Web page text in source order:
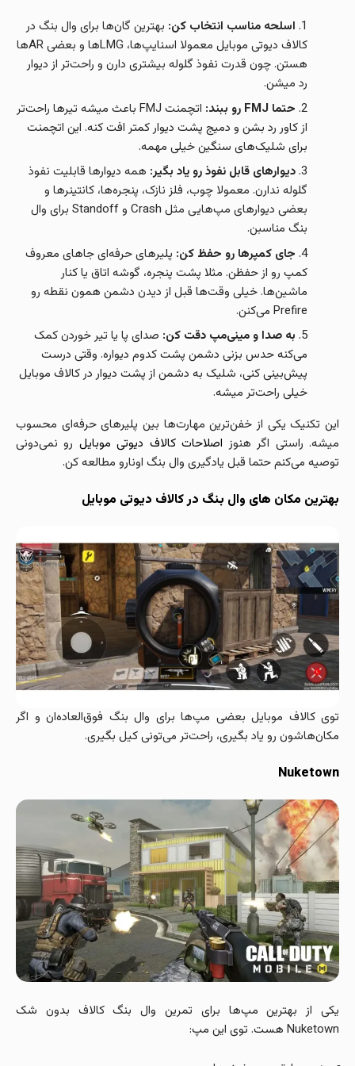
اسلحه مناسب انتخاب کن: بهترین گان‌ها برای وال بنگ در
کالاف دیوتی موبایل معمولا اسنایپ‌ها، LMGها و بعضی ARها
هستن. چون قدرت نفوذ گلوله بیشتری دارن و راحت‌تر از دیوار
رد میشن.
حتما FMJ رو ببند:
اتچمنت FMJ باعث میشه تیرها راحت‌تر
از کاور رد بشن و دمیج پشت دیوار کمتر افت کنه. این اتچمنت
برای شلیک‌های سنگین خیلی مهمه.
دیوارهای قابل نفوذ رو یاد بگیر: همه دیوارها قابلیت نفوذ
گلوله ندارن. معمولا چوب، فلز نازک، پنجره‌ها، کانتینرها و
بعضی دیوارهای مپ‌هایی مثل Crash و Standoff برای وال
بنگ مناسبن.
جای کمپرها رو حفظ کن: پلیرهای حرفه‌ای جاهای معروف
کمپ رو از حفظن. مثلا پشت پنجره، گوشه اتاق یا کنار
ماشین‌ها. خیلی وقت‌ها قبل از دیدن دشمن همون نقطه رو
Prefire می‌کنن.
به صدا و مینی‌مپ دقت کن: صدای پا یا تیر خوردن کمک
می‌کنه حدس بزنی دشمن پشت کدوم دیواره. وقتی درست
پیش‌بینی کنی، شلیک به دشمن از پشت دیوار در کالاف موبایل
خیلی راحت‌تر میشه.
این تکنیک یکی از خفن‌ترین مهارت‌ها بین پلیرهای حرفه‌ای محسوب
میشه. راستی اگر هنوز اصلاحات کالاف دیوتی موبایل رو نمی‌دونی
توصیه می‌کنم حتما قبل یادگیری وال بنگ اونارو مطالعه کن.
بهترین مکان های وال بنگ در کالاف دیوتی موبایل
توی کالاف موبایل بعضی مپ‌ها برای وال بنگ فوق‌العاده‌ان و اگر
مکان‌هاشون رو یاد بگیری، راحت‌تر می‌تونی کیل بگیری.
Nuketown
یکی از بهترین مپ‌ها برای تمرین وال بنگ کالاف بدون شک
Nuketown هست. توی این مپ: